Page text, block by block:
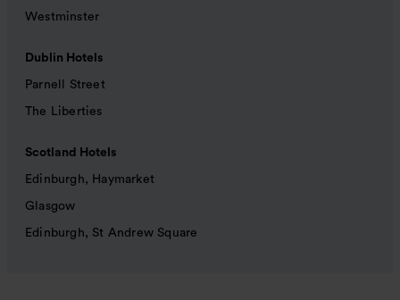
Westminster
Dublin Hotels
Parnell Street
The Liberties
Scotland Hotels
Edinburgh, Haymarket
Glasgow
Edinburgh, St Andrew Square